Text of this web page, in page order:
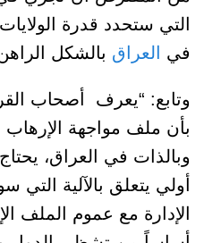
التي ستحدد قدرة
في
العراق بالشكل
وتابع: “يعرف أصحاب
بأن ملف مواجهة
وبالذات في العراق،
أولي يتعلق بالآلية التي
الإدارة مع عموم الملف